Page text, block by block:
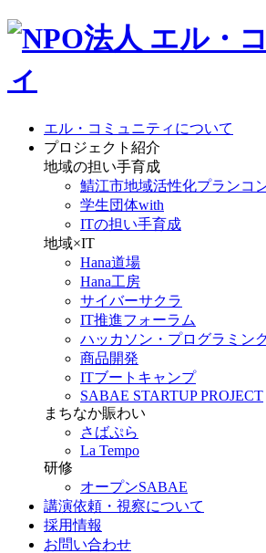
エル・コミュニティについて
プロジェクト紹介
地域の担い手育成
鯖江市地域活性化プランコ
学生団体with
ITの担い手育成
地域×IT
Hana道場
Hana工房
サイバーサクラ
IT推進フォーラム
ハッカソン・プログラミン
商品開発
ITブートキャンプ
SABAE STARTUP PROJECT
まちなか賑わい
さばぷら
La Tempo
研修
オープンSABAE
講演依頼・視察について
採用情報
お問い合わせ